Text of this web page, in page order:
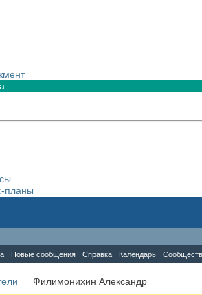
планы
Новые сообщения Справка Календарь
Филимонихин Александр